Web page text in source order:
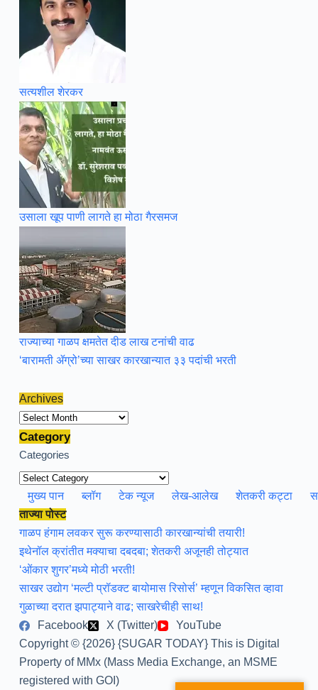
सत्यशील शेरकर
उसाला खूप पाणी लागते हा मोठा गैरसमज
राज्याच्या गाळप क्षमतेत दीड लाख टनांची वाढ
‘बारामती ॲग्रो’च्या साखर कारखान्यात ३३ पदांची भरती
Archives
Archives
Category
Categories
मुख्य पान ब्लॉग टेक न्यूज लेख-आलेख शेतकरी कट्टा
ताज्या पोस्ट
गाळप हंगाम लवकर सुरू करण्यासाठी कारखान्यांची तयारी!
इथेनॉल क्रांतीत मक्याचा दबदबा; शेतकरी अजूनही तोट्यात
‘ओंकार शुगर’मध्ये मोठी भरती!
साखर उद्योग ‘मल्टी प्रॉडक्ट बायोमास रिसोर्स’ म्हणून विकसित व्हावा
गुळाच्या दरात झपाट्याने वाढ; साखरेचीही साथ!
Facebook
X (Twitter)
YouTube
Copyright © {2026} {SUGAR TODAY} This is Digital
Property of MMx (Mass Media Exchange, an MSME
registered with GOI)